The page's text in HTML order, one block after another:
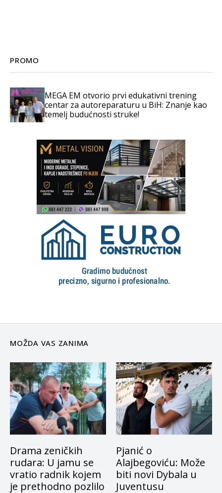
PROMO
MEGA EM otvorio prvi edukativni trening
centar za autoreparaturu u BiH: Znanje kao
temelj budućnosti struke!
MOŽDA VAS ZANIMA
Drama zeničkih
rudara: U jamu se
vratio radnik kojem
je prethodno pozlilo
Pjanić o
Alajbegoviću: Može
biti novi Dybala u
Juventusu